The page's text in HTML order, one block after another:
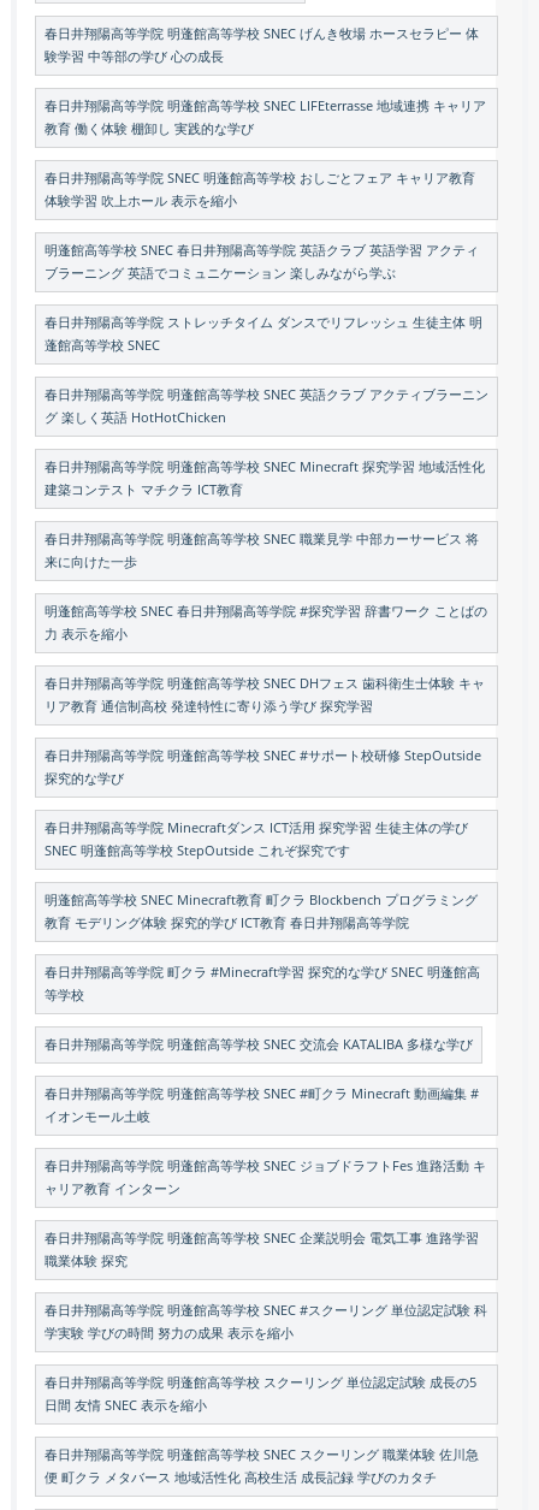
春日井翔陽高等学院 明蓬館高等学校 SNEC げんき牧場 ホースセラピー 体
験学習 中等部の学び 心の成長
春日井翔陽高等学院 明蓬館高等学校 SNEC LIFEterrasse 地域連携 キャリア
教育 働く体験 棚卸し 実践的な学び
春日井翔陽高等学院 SNEC 明蓬館高等学校 おしごとフェア キャリア教育
体験学習 吹上ホール 表示を縮小
明蓬館高等学校 SNEC 春日井翔陽高等学院 英語クラブ 英語学習 アクティ
ブラーニング 英語でコミュニケーション 楽しみながら学ぶ
春日井翔陽高等学院 ストレッチタイム ダンスでリフレッシュ 生徒主体 明
蓬館高等学校 SNEC
春日井翔陽高等学院 明蓬館高等学校 SNEC 英語クラブ アクティブラーニン
グ 楽しく英語 HotHotChicken
春日井翔陽高等学院 明蓬館高等学校 SNEC Minecraft 探究学習 地域活性化
建築コンテスト マチクラ ICT教育
春日井翔陽高等学院 明蓬館高等学校 SNEC 職業見学 中部カーサービス 将
来に向けた一歩
明蓬館高等学校 SNEC 春日井翔陽高等学院 #探究学習 辞書ワーク ことばの
力 表示を縮小
春日井翔陽高等学院 明蓬館高等学校 SNEC DHフェス 歯科衛生士体験 キャ
リア教育 通信制高校 発達特性に寄り添う学び 探究学習
春日井翔陽高等学院 明蓬館高等学校 SNEC #サポート校研修 StepOutside
探究的な学び
春日井翔陽高等学院 Minecraftダンス ICT活用 探究学習 生徒主体の学び
SNEC 明蓬館高等学校 StepOutside これぞ探究です
明蓬館高等学校 SNEC Minecraft教育 町クラ Blockbench プログラミング
教育 モデリング体験 探究的学び ICT教育 春日井翔陽高等学院
春日井翔陽高等学院 町クラ #Minecraft学習 探究的な学び SNEC 明蓬館高
等学校
春日井翔陽高等学院 明蓬館高等学校 SNEC 交流会 KATALIBA 多様な学び
春日井翔陽高等学院 明蓬館高等学校 SNEC #町クラ Minecraft 動画編集 #
イオンモール土岐
春日井翔陽高等学院 明蓬館高等学校 SNEC ジョブドラフトFes 進路活動 キ
ャリア教育 インターン
春日井翔陽高等学院 明蓬館高等学校 SNEC 企業説明会 電気工事 進路学習
職業体験 探究
春日井翔陽高等学院 明蓬館高等学校 SNEC #スクーリング 単位認定試験 科
学実験 学びの時間 努力の成果 表示を縮小
春日井翔陽高等学院 明蓬館高等学校 スクーリング 単位認定試験 成長の5
日間 友情 SNEC 表示を縮小
春日井翔陽高等学院 明蓬館高等学校 SNEC スクーリング 職業体験 佐川急
便 町クラ メタバース 地域活性化 高校生活 成長記録 学びのカタチ